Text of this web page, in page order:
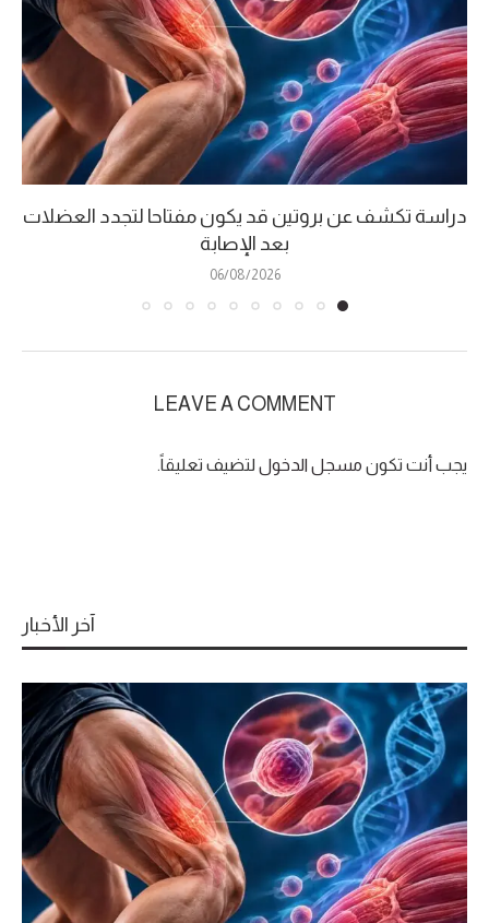
دراسة تكشف عن بروتين قد يكون مفتاحا لتجدد العضلات
بعد الإصابة
06/08/2026
LEAVE A COMMENT
يجب أنت تكون مسجل الدخول لتضيف تعليقاً.
آخر الأخبار